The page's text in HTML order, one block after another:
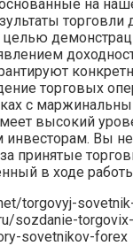
на
торговли
целью
торговых
с
высокий
инвесторам. Вы
за принятые
в ходе
torgovyj-
sozdanie-torgovix-
sovetnikov-forex